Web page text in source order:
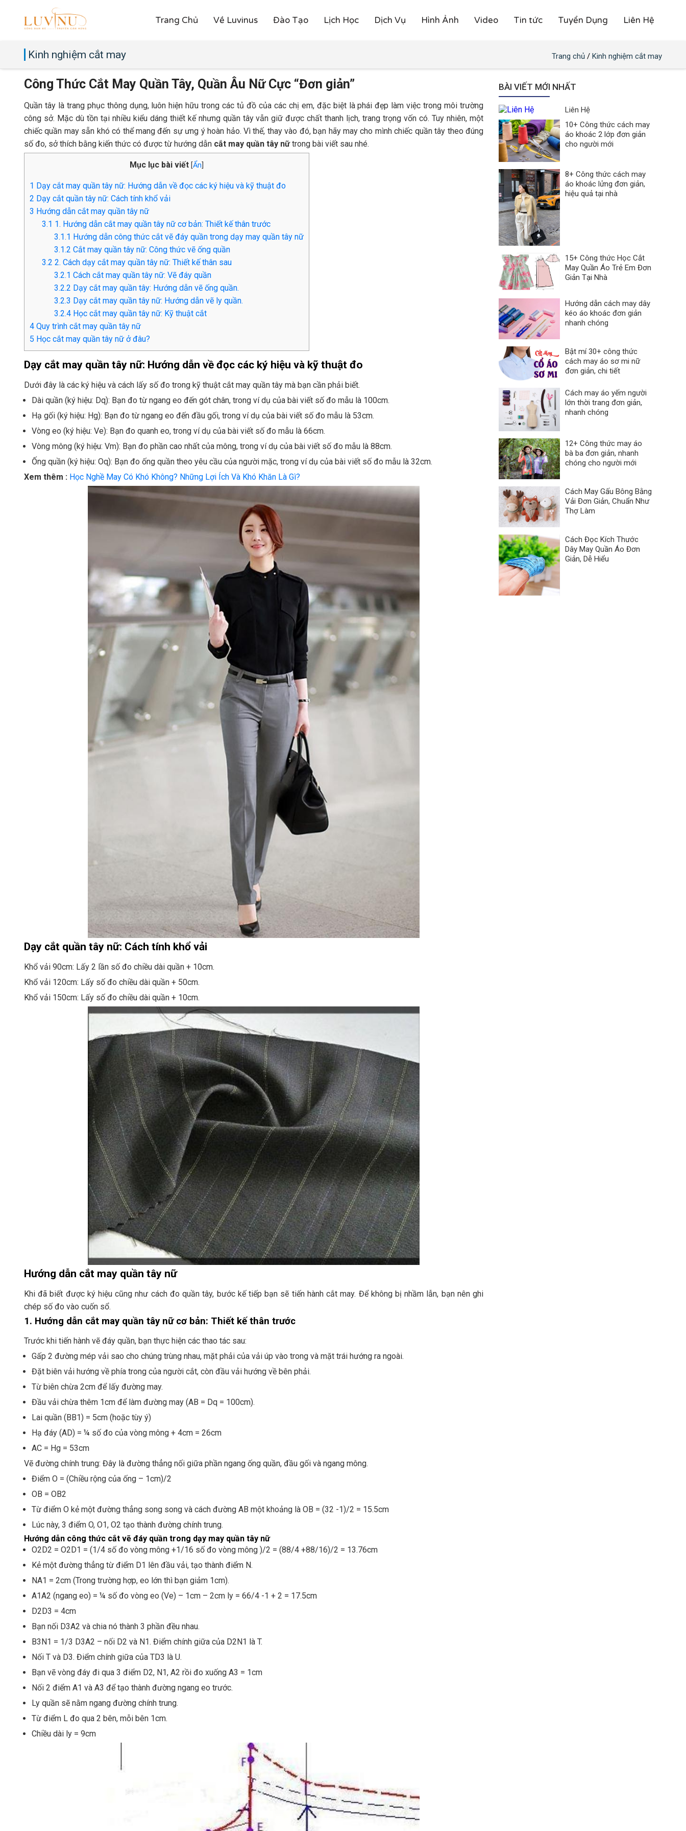
Trang Chủ Về Luvinus Đào Tạo Lịch Học Dịch Vụ Hình Ảnh Video Tin tức Tuyển Dụng Liên Hệ
Kinh nghiệm cắt may Trang chủ / Kinh nghiệm cắt may
Công Thức Cắt May Quần Tây, Quần Âu Nữ Cực “Đơn giản”
Quần tây là trang phục thông dụng, luôn hiện hữu trong các tủ đồ của các chị em, đặc biệt là phái đẹp làm việc trong môi trường
công sở. Mặc dù tồn tại nhiều kiểu dáng thiết kế nhưng quần tây vẫn giữ được chất thanh lịch, trang trọng vốn có. Tuy nhiên, một
chiếc quần may sẵn khó có thể mang đến sự ưng ý hoàn hảo. Vì thế, thay vào đó, bạn hãy may cho mình chiếc quần tây theo đúng
số đo, sở thích bằng kiến thức có được từ hướng dẫn cắt may quần tây nữtrong bài viết sau nhé.
Mục lục bài viết [Ẩn
1 Dạy cắt may quần tây nữ: Hướng dẫn về đọc các ký hiệu và kỹ thuật đo
2 Dạy cắt quần tây nữ: Cách tính khổ vải
3 Hướng dẫn cắt may quần tây nữ
3.1 1. Hướng dẫn cắt may quần tây nữ cơ bản: Thiết kế thân trước
3.1.1 Hướng dẫn công thức cắt vẽ đáy quần trong dạy may quần tây nữ
3.1.2 Cắt may quần tây nữ: Công thức vẽ ống quần
3.2 2. Cách dạy cắt may quần tây nữ: Thiết kế thân sau
3.2.1 Cách cắt may quần tây nữ: Vẽ đáy quần
3.2.2 Dạy cắt may quần tây: Hướng dẫn vẽ ống quần.
3.2.3 Dạy cắt may quần tây nữ: Hướng dẫn vẽ ly quần.
3.2.4 Học cắt may quần tây nữ: Kỹ thuật cắt
4 Quy trình cắt may quần tây nữ
5 Học cắt may quần tây nữ ở đâu?
Dạy cắt may quần tây nữ: Hướng dẫn về đọc các ký hiệu và kỹ thuật đo
Dưới đây là các ký hiệu và cách lấy số đo trong kỹ thuật cắt may quần tây mà bạn cần phải biết.
Dài quần (ký hiệu: Dq): Bạn đo từ ngang eo đến gót chân, trong ví dụ của bài viết số đo mẫu là 100cm.
Hạ gối (ký hiệu: Hg): Bạn đo từ ngang eo đến đầu gối, trong ví dụ của bài viết số đo mẫu là 53cm.
Vòng eo (ký hiệu: Ve): Bạn đo quanh eo, trong ví dụ của bài viết số đo mẫu là 66cm.
Vòng mông (ký hiệu: Vm): Bạn đo phần cao nhất của mông, trong ví dụ của bài viết số đo mẫu là 88cm.
Ống quần (ký hiệu: Oq): Bạn đo ống quần theo yêu cầu của người mặc, trong ví dụ của bài viết số đo mẫu là 32cm.
Xem thêm : Học Nghề May Có Khó Không? Những Lợi Ích Và Khó Khăn Là Gì?
Dạy cắt quần tây nữ: Cách tính khổ vải
Khổ vải 90cm: Lấy 2 lần số đo chiều dài quần + 10cm.
Khổ vải 120cm: Lấy số đo chiều dài quần + 50cm.
Khổ vải 150cm: Lấy số đo chiều dài quần + 10cm.
Hướng dẫn cắt may quần tây nữ
Khi đã biết được ký hiệu cũng như cách đo quần tây, bước kế tiếp bạn sẽ tiến hành cắt may. Để không bị nhầm lẫn, bạn nên ghi
chép số đo vào cuốn sổ.
1. Hướng dẫn cắt may quần tây nữ cơ bản: Thiết kế thân trước
Trước khi tiến hành vẽ đáy quần, bạn thực hiện các thao tác sau:
Gấp 2 đường mép vải sao cho chúng trùng nhau, mặt phải của vải úp vào trong và mặt trái hướng ra ngoài.
Đặt biên vải hướng về phía trong của người cắt, còn đầu vải hướng về bên phải.
Từ biên chừa 2cm để lấy đường may.
Đầu vải chừa thêm 1cm để làm đường may (AB = Dq = 100cm).
Lai quần (BB1) = 5cm (hoặc tùy ý)
Hạ đáy (AD) = ¼ số đo của vòng mông + 4cm = 26cm
AC = Hg = 53cm
Vẽ đường chính trung: Đây là đường thẳng nối giữa phần ngang ống quần, đầu gối và ngang mông.
Điểm O = (Chiều rộng của ống – 1cm)/2
OB = OB2
Từ điểm O kẻ một đường thẳng song song và cách đường AB một khoảng là OB = (32 -1)/2 = 15.5cm
Lúc này, 3 điểm O, O1, O2 tạo thành đường chính trung.
Hướng dẫn công thức cắt vẽ đáy quần trong dạy may quần tây nữ
O2D2 = O2D1 = (1/4 số đo vòng mông +1/16 số đo vòng mông )/2 = (88/4 +88/16)/2 = 13.76cm
Kẻ một đường thẳng từ điểm D1 lên đầu vải, tạo thành điểm N.
NA1 = 2cm (Trong trường hợp, eo lớn thì bạn giảm 1cm).
A1A2 (ngang eo) = ¼ số đo vòng eo (Ve) – 1cm – 2cm ly = 66/4 -1 + 2 = 17.5cm
D2D3 = 4cm
Bạn nối D3A2 và chia nó thành 3 phần đều nhau.
B3N1 = 1/3 D3A2 – nối D2 và N1. Điểm chính giữa của D2N1 là T.
Nối T và D3. Điểm chính giữa của TD3 là U.
Bạn vẽ vòng đáy đi qua 3 điểm D2, N1, A2 rồi đo xuống A3 = 1cm
Nối 2 điểm A1 và A3 để tạo thành đường ngang eo trước.
Ly quần sẽ nằm ngang đường chính trung.
Từ điểm L đo qua 2 bên, mỗi bên 1cm.
Chiều dài ly = 9cm
BÀI VIẾT MỚI NHẤT
Liên Hệ
10+ Công thức cách may
áo khoác 2 lớp đơn giản
cho người mới
8+ Công thức cách may
áo khoác lửng đơn giản,
hiệu quả tại nhà
15+ Công thức Học Cắt
May Quần Áo Trẻ Em Đơn
Giản Tại Nhà
Hướng dẫn cách may dây
kéo áo khoác đơn giản
nhanh chóng
Bật mí 30+ công thức
cách may áo sơ mi nữ
đơn giản, chi tiết
Cách may áo yếm người
lớn thời trang đơn giản,
nhanh chóng
12+ Công thức may áo
bà ba đơn giản, nhanh
chóng cho người mới
Cách May Gấu Bông Bằng
Vải Đơn Giản, Chuẩn Như
Thợ Làm
Cách Đọc Kích Thước
Dây May Quần Áo Đơn
Giản, Dễ Hiểu